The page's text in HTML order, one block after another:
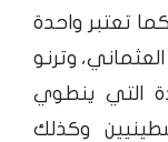
تعتبر واحدة
وترنو
التي ينطوي
وكذلك